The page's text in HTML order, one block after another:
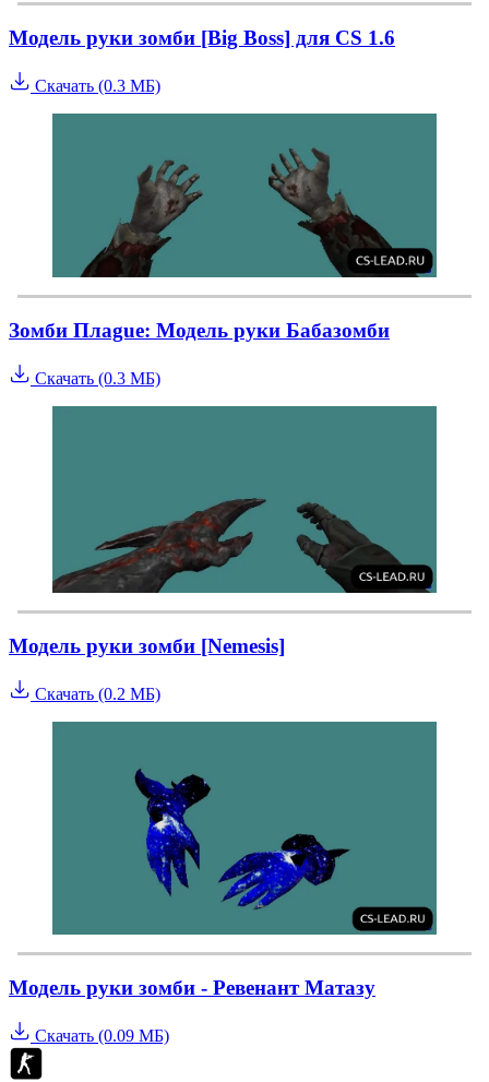
Модель руки зомби [Big Boss] для CS 1.6
Скачать (0.3 МБ)
Зомби Плague: Модель руки Бабазомби
Скачать (0.3 МБ)
Модель руки зомби [Nemesis]
Скачать (0.2 МБ)
Модель руки зомби - Ревенант Матазу
Скачать (0.09 МБ)